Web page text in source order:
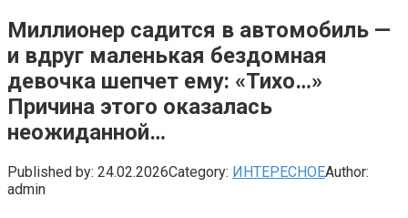
Миллионер садится в автомобиль —
и вдруг маленькая бездомная
девочка шепчет ему: «Тихо…»
Причина этого оказалась
неожиданной…
Published by: 24.02.2026Category: ИНТЕРЕСНОЕAuthor:
admin